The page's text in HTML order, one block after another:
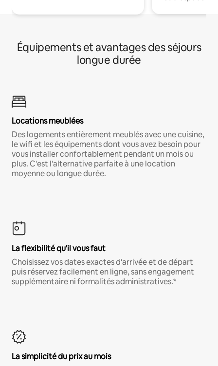
Équipements et avantages des séjours
longue durée
Locations meublées
Des logements entièrement meublés avec une cuisine,
le wifi et les équipements dont vous avez besoin pour
vous installer confortablement pendant un mois ou
plus. C'est l'alternative parfaite à une location
moyenne ou longue durée.
La flexibilité qu'il vous faut
Choisissez vos dates exactes d'arrivée et de départ
puis réservez facilement en ligne, sans engagement
supplémentaire ni formalités administratives.*
La simplicité du prix au mois